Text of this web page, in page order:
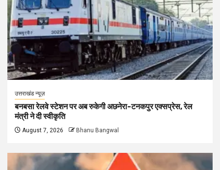
उत्तराखंड न्यूज़
बनबसा रेलवे स्टेशन पर अब रुकेगी अछनेरा-टनकपुर एक्सप्रेस, रेल
मंत्री ने दी स्वीकृति
August 7, 2026 Bhanu Bangwal